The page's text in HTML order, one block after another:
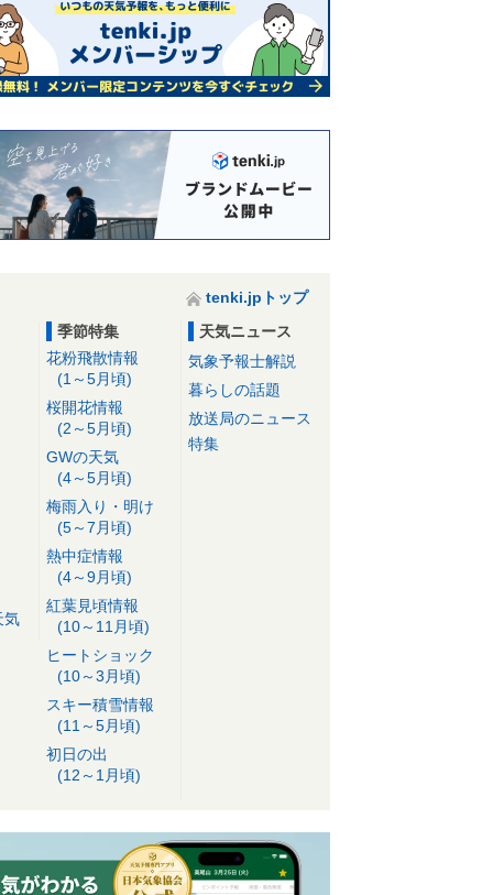
tenki.jpトップ
気
季節特集
花粉飛散情報
(1～5月頃)
桜開花情報
(2～5月頃)
GWの天気
(4～5月頃)
梅雨入り・明け
(5～7月頃)
熱中症情報
(4～9月頃)
紅葉見頃情報
(10～11月頃)
ヒートショック
(10～3月頃)
スキー積雪情報
(11～5月頃)
初日の出
(12～1月頃)
天気ニュース
気象予報士解説
暮らしの話題
放送局のニュース
特集